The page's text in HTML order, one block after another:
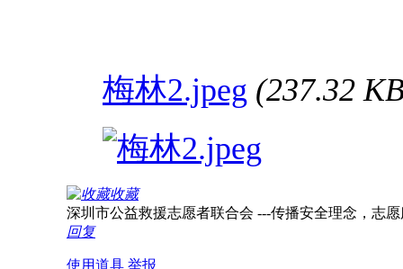
梅林2.jpeg (237.32
收藏
深圳市公益救援志愿者联合会 ---传播安全理念，志
回复
使用道具 举报